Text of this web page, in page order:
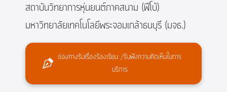
สถาบันวิทยาการหุ่นยนต์ภาคสนาม (ฟีโบ้)
มหาวิทยาลัยเทคโนโลยีพระจอมเกล้าธนบุรี (มจธ.)
ช่องทางรับเรื่องร้องเรียน /รับฟังความคิดเห็นในการ
บริการ